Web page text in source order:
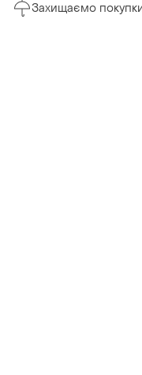
Захищаємо